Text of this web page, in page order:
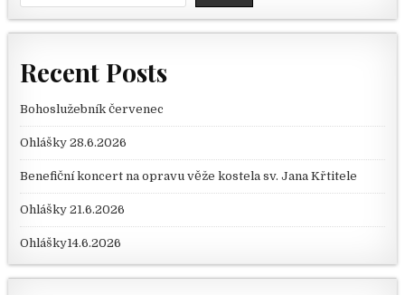
Recent Posts
Bohoslužebník červenec
Ohlášky 28.6.2026
Benefiční koncert na opravu věže kostela sv. Jana Křtitele
Ohlášky 21.6.2026
Ohlášky14.6.2026